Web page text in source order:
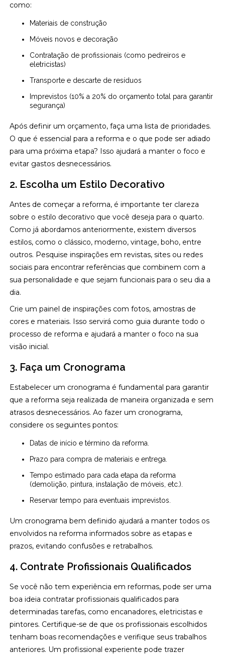
como:
Materiais de construção
Móveis novos e decoração
Contratação de profissionais (como pedreiros e
eletricistas)
Transporte e descarte de resíduos
segurança)
Após definir um orçamento, faça uma lista de prioridades.
O que é essencial para a reforma e o que pode ser adiado
para uma próxima etapa? Isso ajudará a manter o foco e
evitar gastos desnecessários.
2. Escolha um Estilo Decorativo
Antes de começar a reforma, é importante ter clareza
sobre o estilo decorativo que você deseja para o quarto.
Como já abordamos anteriormente, existem diversos
estilos, como o clássico, moderno, vintage, boho, entre
outros. Pesquise inspirações em revistas, sites ou redes
sociais para encontrar referências que combinem com a
sua personalidade e que sejam funcionais para o seu dia a
dia.
Crie um painel de inspirações com fotos, amostras de
cores e materiais. Isso servirá como guia durante todo o
processo de reforma e ajudará a manter o foco na sua
visão inicial.
3. Faça um Cronograma
Estabelecer um cronograma é fundamental para garantir
que a reforma seja realizada de maneira organizada e sem
atrasos desnecessários. Ao fazer um cronograma,
considere os seguintes pontos:
Datas de início e término da reforma.
Prazo para compra de materiais e entrega.
Tempo estimado para cada etapa da reforma
(demolição, pintura, instalação de móveis, etc.).
Reservar tempo para eventuais imprevistos.
Um cronograma bem definido ajudará a manter todos os
envolvidos na reforma informados sobre as etapas e
prazos, evitando confusões e retrabalhos.
4. Contrate Profissionais Qualificados
Se você não tem experiência em reformas, pode ser uma
boa ideia contratar profissionais qualificados para
determinadas tarefas, como encanadores, eletricistas e
pintores. Certifique-se de que os profissionais escolhidos
tenham boas recomendações e verifique seus trabalhos
anteriores. Um profissional experiente pode trazer